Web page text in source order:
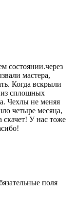
состоянии.через
мастера,
Когда вскрыли
из сплошных
Чехлы не меняя
четыре месяца,
скачет! У нас тоже
поля